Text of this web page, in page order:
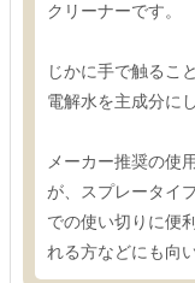
クリーナーです。
じかに手で触るこ
電解水を主成分に
メーカー推奨の使
が、スプレータイ
での使い切りに便
れる方などにも向